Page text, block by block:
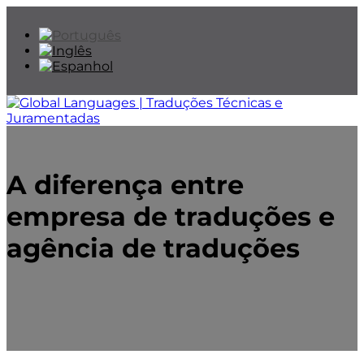
A diferença entre
empresa de traduções e
agência de traduções